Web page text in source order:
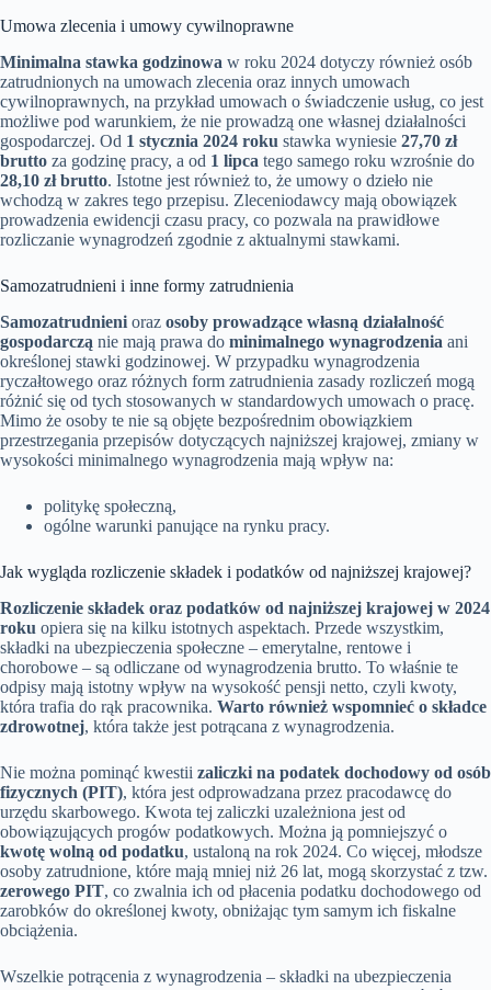
Umowa zlecenia i umowy cywilnoprawne
Minimalna stawka godzinowa w roku 2024 dotyczy również osób
zatrudnionych na umowach zlecenia oraz innych umowach
cywilnoprawnych, na przykład umowach o świadczenie usług, co jest
możliwe pod warunkiem, że nie prowadzą one własnej działalności
gospodarczej. Od 1 stycznia 2024 roku stawka wyniesie 27,70 zł
brutto za godzinę pracy, a od 1 lipca tego samego roku wzrośnie do
28,10 zł brutto. Istotne jest również to, że umowy o dzieło nie
wchodzą w zakres tego przepisu. Zleceniodawcy mają obowiązek
prowadzenia ewidencji czasu pracy, co pozwala na prawidłowe
rozliczanie wynagrodzeń zgodnie z aktualnymi stawkami.
Samozatrudnieni i inne formy zatrudnienia
Samozatrudnieni oraz osoby prowadzące własną działalność
gospodarczą nie mają prawa do minimalnego wynagrodzenia ani
określonej stawki godzinowej. W przypadku wynagrodzenia
ryczałtowego oraz różnych form zatrudnienia zasady rozliczeń mogą
różnić się od tych stosowanych w standardowych umowach o pracę.
Mimo że osoby te nie są objęte bezpośrednim obowiązkiem
przestrzegania przepisów dotyczących najniższej krajowej, zmiany w
wysokości minimalnego wynagrodzenia mają wpływ na:
politykę społeczną,
ogólne warunki panujące na rynku pracy.
Jak wygląda rozliczenie składek i podatków od najniższej krajowej?
Rozliczenie składek oraz podatków od najniższej krajowej w 2024
roku opiera się na kilku istotnych aspektach. Przede wszystkim,
składki na ubezpieczenia społeczne – emerytalne, rentowe i
chorobowe – są odliczane od wynagrodzenia brutto. To właśnie te
odpisy mają istotny wpływ na wysokość pensji netto, czyli kwoty,
która trafia do rąk pracownika. Warto również wspomnieć o składce
zdrowotnej, która także jest potrącana z wynagrodzenia.
Nie można pominąć kwestii zaliczki na podatek dochodowy od osób
fizycznych (PIT), która jest odprowadzana przez pracodawcę do
urzędu skarbowego. Kwota tej zaliczki uzależniona jest od
obowiązujących progów podatkowych. Można ją pomniejszyć o
kwotę wolną od podatku, ustaloną na rok 2024. Co więcej, młodsze
osoby zatrudnione, które mają mniej niż 26 lat, mogą skorzystać z tzw.
zerowego PIT, co zwalnia ich od płacenia podatku dochodowego od
zarobków do określonej kwoty, obniżając tym samym ich fiskalne
obciążenia.
Wszelkie potrącenia z wynagrodzenia – składki na ubezpieczenia